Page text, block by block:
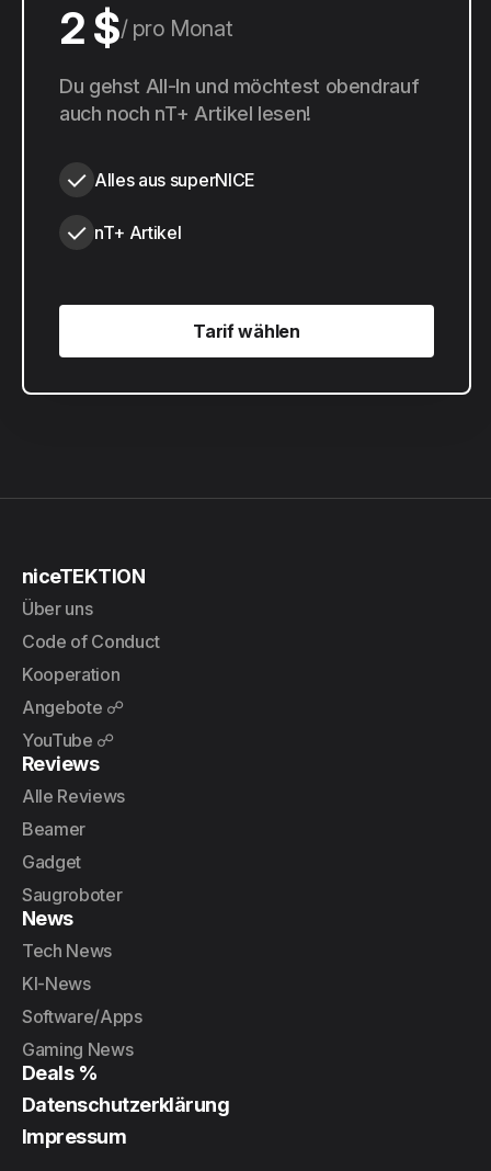
2 $ pro Monat
20 $ pro Jahr
Du gehst All-In und möchtest obendrauf
auch noch nT+ Artikel lesen!
Alles aus superNICE
nT+ Artikel
Tarif wählen
Tarif wählen
niceTEKTION
Über uns
Code of Conduct
Kooperation
Angebote ☍
YouTube ☍
Reviews
Alle Reviews
Beamer
Gadget
Saugroboter
News
Tech News
KI-News
Software/Apps
Gaming News
Deals %
Datenschutzerklärung
Impressum